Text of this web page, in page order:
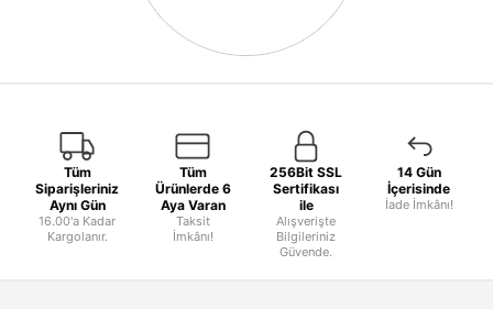
Tüm
Siparişleriniz
Aynı Gün
16.00'a Kadar
Kargolanır.
Tüm
Ürünlerde 6
Aya Varan
Taksit
İmkânı!
256Bit SSL
Sertifikası
ile
Alışverişte
Bilgileriniz
Güvende.
14 Gün
İçerisinde
İade İmkânı!